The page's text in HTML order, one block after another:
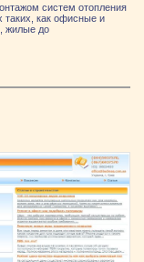
систем отопления
таких, как офисные и
жилые до